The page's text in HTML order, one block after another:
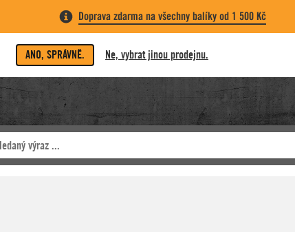
Doprava zdarma na všechny balíky od 1 500 Kč
ANO, SPRÁVNĚ. Ne, vybrat jinou prodejnu.